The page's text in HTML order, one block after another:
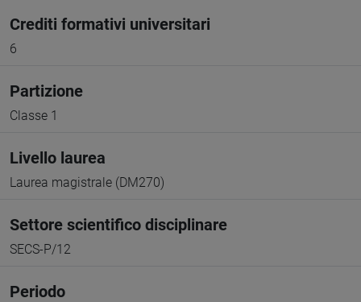
Crediti formativi universitari
6
Partizione
Classe 1
Livello laurea
Laurea magistrale (DM270)
Settore scientifico disciplinare
SECS-P/12
Periodo